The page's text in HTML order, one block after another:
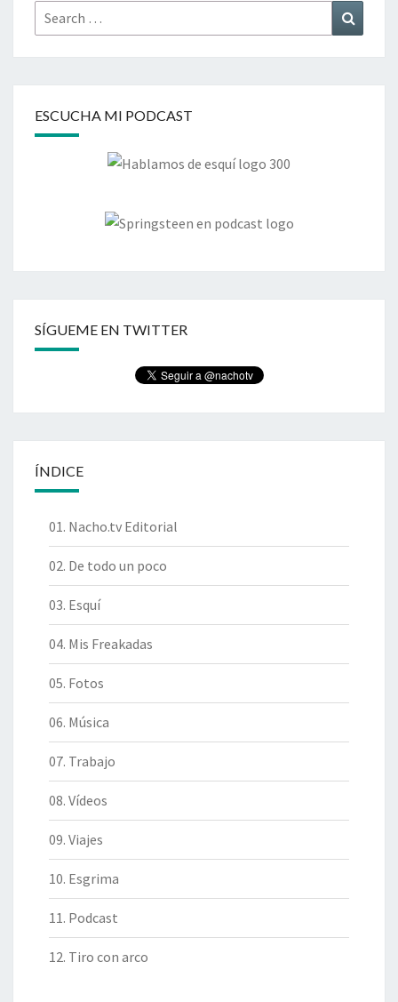
Search
for:
ESCUCHA MI PODCAST
SÍGUEME EN TWITTER
ÍNDICE
01. Nacho.tv Editorial
02. De todo un poco
03. Esquí
04. Mis Freakadas
05. Fotos
06. Música
07. Trabajo
08. Vídeos
09. Viajes
10. Esgrima
11. Podcast
12. Tiro con arco